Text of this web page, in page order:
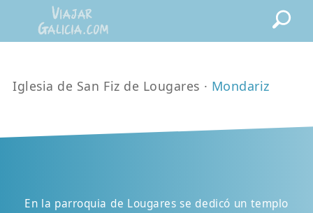
Iglesia de San Fiz de Lougares · Mondariz
En la parroquia de Lougares se dedicó un templo